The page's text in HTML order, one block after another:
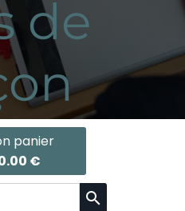
de
panier
€
search